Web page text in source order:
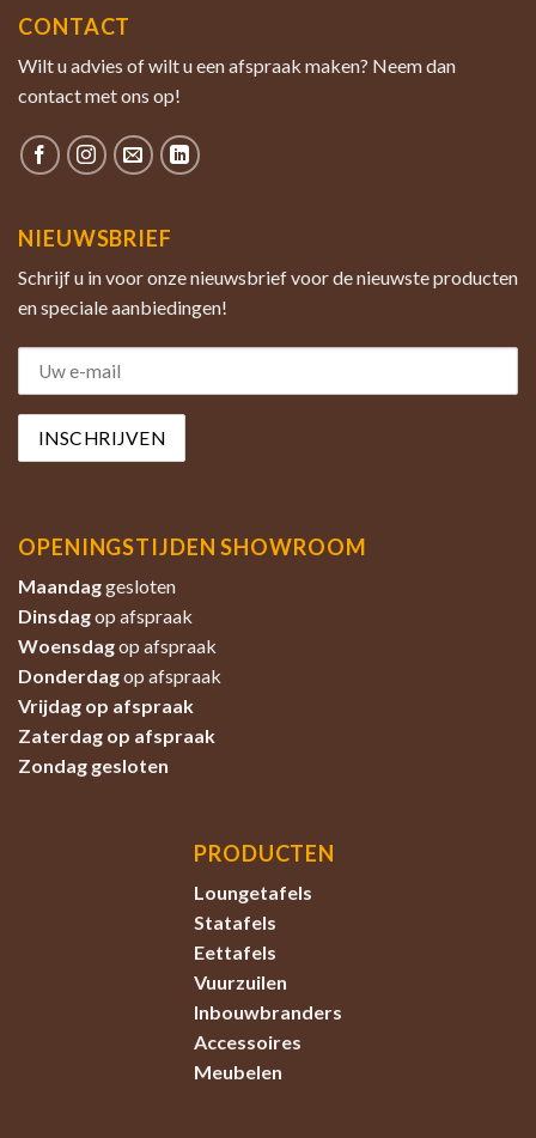
CONTACT
Wilt u advies of wilt u een afspraak maken? Neem dan
contact met ons op!
NIEUWSBRIEF
Schrijf u in voor onze nieuwsbrief voor de nieuwste producten
en speciale aanbiedingen!
OPENINGSTIJDEN SHOWROOM
Maandaggesloten
Dinsdagop afspraak
Woensdagop afspraak
Donderdagop afspraak
Vrijdag op afspraak
Zaterdag op afspraak
Zondag gesloten
PRODUCTEN
Loungetafels
Statafels
Eettafels
Vuurzuilen
Inbouwbranders
Accessoires
Meubelen